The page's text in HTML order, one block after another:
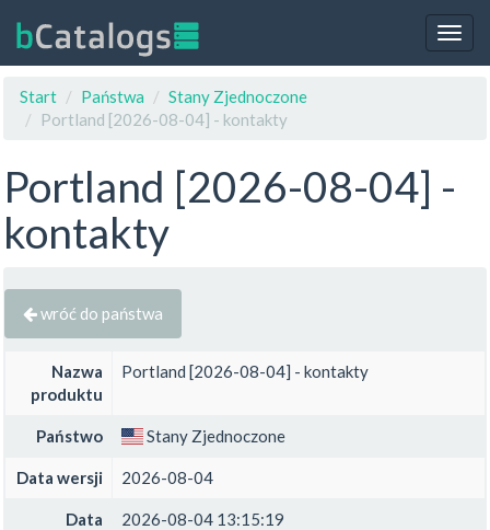
Start
Państwa
Stany Zjednoczone
Portland [2026-08-04] - kontakty
Portland [2026-08-04] -
kontakty
wróć do państwa
Nazwa
produktu
Portland [2026-08-04] - kontakty
Państwo Stany Zjednoczone
Data wersji 2026-08-04
Data
2026-08-04 13:15:19